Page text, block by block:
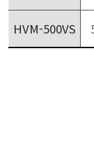
HVM-500VS